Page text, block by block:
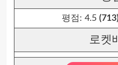
평점: 4.5
로켓